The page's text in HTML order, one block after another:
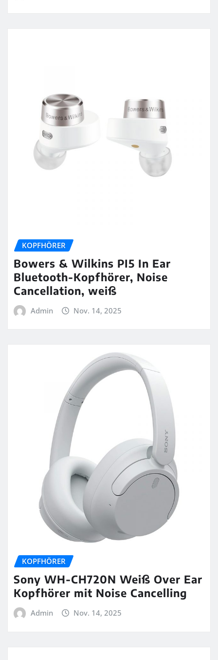
KOPFHÖRER
Bowers & Wilkins PI5 In Ear
Bluetooth-Kopfhörer, Noise
Cancellation, weiß
Admin Nov. 14, 2025
KOPFHÖRER
Sony WH-CH720N Weiß Over Ear
Kopfhörer mit Noise Cancelling
Admin Nov. 14, 2025